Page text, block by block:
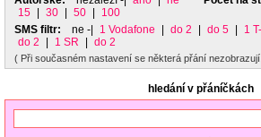
15
30 50
100
SMS filtr:
ne -| 1 Vodafone do 2 do 5 1
do 2
1 SR do 2
( Při současném nastavení se některá přání
hledání v přáníčkách